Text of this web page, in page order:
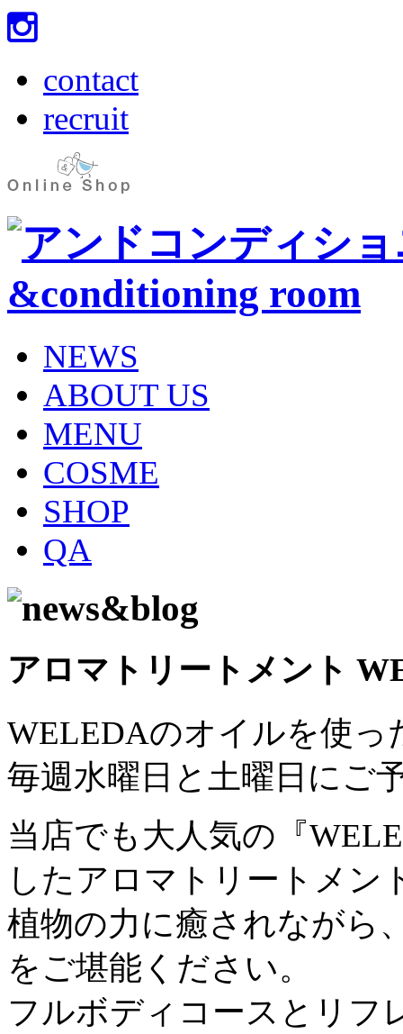
contact
recruit
NEWS
ABOUT US
MENU
COSME
SHOP
QA
アロマトリートメント
WELEDAのオイルを使
毎週水曜日と土曜日にご
当店でも大人気の『
したアロマトリートメン
植物の力に癒されながら
をご堪能ください。
フルボディコースとリフ